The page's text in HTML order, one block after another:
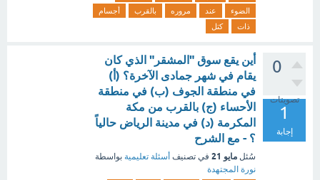
الضوء
عند مروره بالقرب
أجسام
ذات
كتل
0
تصويتات
1
إجابة
أين يقع سوق "المشقر" الذي كان
يقام في شهر جمادى الآخرة؟ (أ)
في منطقة الجوف (ب) في منطقة
الأحساء (ج) بالقرب من مكة
المكرمة (د) في مدينة الرياض حالياً
؟ - مع الشرح
سُئل مايو 21 في تصنيف أسئلة تعليمية بواسطة
نورة المجتهدة